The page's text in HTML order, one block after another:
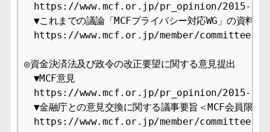
https://www.mcf.or.jp/pr_opinion/2015-9
▼これまでの議論「MCFプライバシー対応WG」の資料＜
https://www.mcf.or.jp/member/committee/
◎資金決済法及び政令の改正要望に関する意見提出
▼MCF意見
https://www.mcf.or.jp/pr_opinion/2015-9
▼金融庁との意見交換に関する議事要旨＜MCF会員限定
https://www.mcf.or.jp/member/committee/